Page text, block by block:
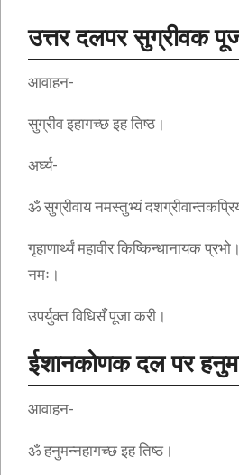
उत्तर दलपर सुग्रीवक
आवाहन-
सुग्रीव इहागच्छ इह तिष्ठ।
अर्घ्य-
ॐ सुग्रीवाय नमस्तुभ्यं
गृहाणार्थ्यं महावीर किष्किन्धानायक
नमः।
उपर्युक्त विधिसँ पूजा करी।
ईशानकोणक दल पर
आवाहन-
ॐ हनुमन्नहागच्छ इह तिष्ठ।